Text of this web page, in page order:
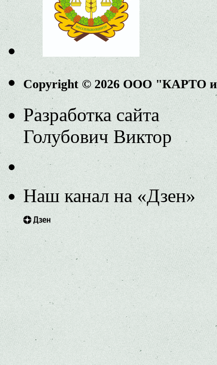
Copyright © 2026 ООО "КАРТО
Разработка сайта
Голубович Виктор
Наш канал на «Дзен»